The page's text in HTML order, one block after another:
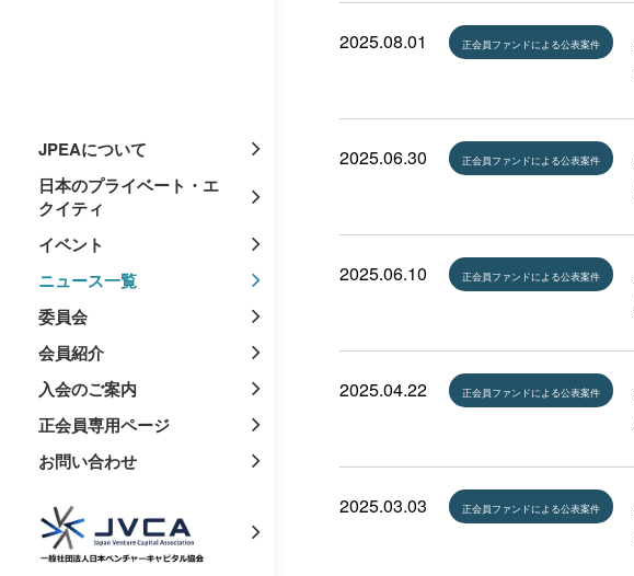
JPEAについて
日本のプライベート・エ
クイティ
イベント
ニュース一覧
委員会
会員紹介
入会のご案内
正会員専用ページ
お問い合わせ
2025.08.01 正会員ファンドによる公表案件
2025.06.30 正会員ファンドによる公表案件
2025.06.10 正会員ファンドによる公表案件
2025.04.22 正会員ファンドによる公表案件
2025.03.03 正会員ファンドによる公表案件